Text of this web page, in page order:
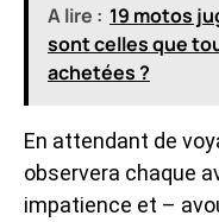
A lire : 19 motos
sont celles que
achetées ?
En attendant de
observera chaque
impatience et –